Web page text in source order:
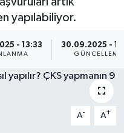
yapılabiliyor.
- 13:33 30.09.2025 -
GÜNCELLEME
A- A+